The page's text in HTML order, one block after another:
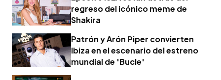
regreso del icónico meme de
Shakira
Patrón y Arón Piper convierten
Ibiza en el escenario del estreno
mundial de 'Bucle'